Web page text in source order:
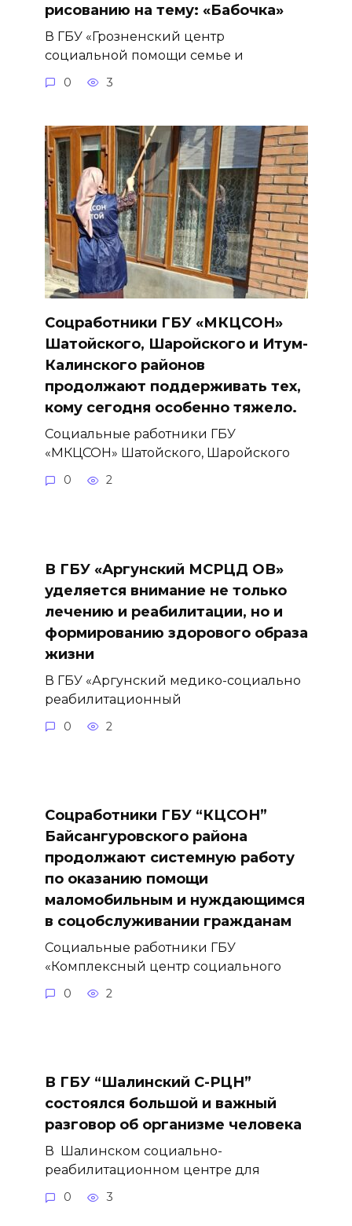
рисованию на тему: «Бабочка»
В ГБУ «Грозненский центр
социальной помощи семье и
0 3
Соцработники ГБУ «МКЦСОН»
Шатойского, Шаройского и Итум-
Калинского районов
продолжают поддерживать тех,
кому сегодня особенно тяжело.
Социальные работники ГБУ
«МКЦСОН» Шатойского, Шаройского
0 2
В ГБУ «Аргунский МСРЦД ОВ»
уделяется внимание не только
лечению и реабилитации, но и
формированию здорового образа
жизни
В ГБУ «Аргунский медико-социально
реабилитационный
0 2
Соцработники ГБУ “КЦСОН”
Байсангуровского района
продолжают системную работу
по оказанию помощи
маломобильным и нуждающимся
в соцобслуживании гражданам
Социальные работники ГБУ
«Комплексный центр социального
0 2
В ГБУ “Шалинский С-РЦН”
состоялся большой и важный
разговор об организме человека
В Шалинском социально-
реабилитационном центре для
0 3